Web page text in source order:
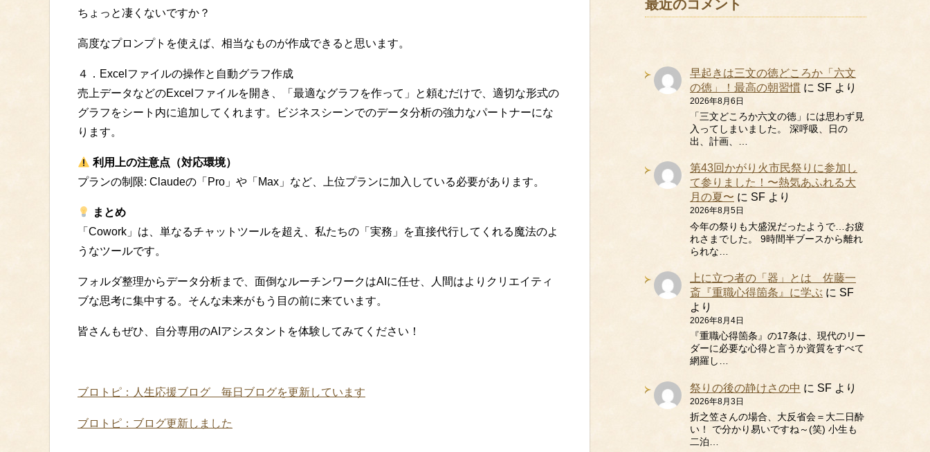
ちょっと凄くないですか？
高度なプロンプトを使えば、相当なものが作成できると思います。
４．Excelファイルの操作と自動グラフ作成
売上データなどのExcelファイルを開き、「最適なグラフを作って」と頼むだけで、適切な形式の
グラフをシート内に追加してくれます。ビジネスシーンでのデータ分析の強力なパートナーにな
ります。
利用上の注意点（対応環境）
プランの制限: Claudeの「Pro」や「Max」など、上位プランに加入している必要があります。
まとめ
「Cowork」は、単なるチャットツールを超え、私たちの「実務」を直接代行してくれる魔法のよ
うなツールです。
フォルダ整理からデータ分析まで、面倒なルーチンワークはAIに任せ、人間はよりクリエイティ
ブな思考に集中する。そんな未来がもう目の前に来ています。
皆さんもぜひ、自分専用のAIアシスタントを体験してみてください！
ブロトピ：人生応援ブログ 毎日ブログを更新しています
ブロトピ：ブログ更新しました
最近のコメント
早起きは三文の徳どころか「六文
の徳」！最高の朝習慣 に SF より
2026年8月6日
「三文どころか六文の徳」には思わず見
入ってしまいました。 深呼吸、日の
出、計画、…
第43回かがり火市民祭りに参加し
て参りました！〜熱気あふれる大
月の夏〜 に SF より
2026年8月5日
今年の祭りも大盛況だったようで…お疲
れさまでした。 9時間半ブースから離れ
られな…
上に立つ者の「器」とは 佐藤一
斎『重職心得箇条』に学ぶ に SF
より
2026年8月4日
『重職心得箇条』の17条は、現代のリー
ダーに必要な心得と言うか資質をすべて
網羅し…
祭りの後の静けさの中 に SF より
2026年8月3日
折之笠さんの場合、大反省会＝大二日酔
い！ で分かり易いですね～(笑) 小生も
二泊…